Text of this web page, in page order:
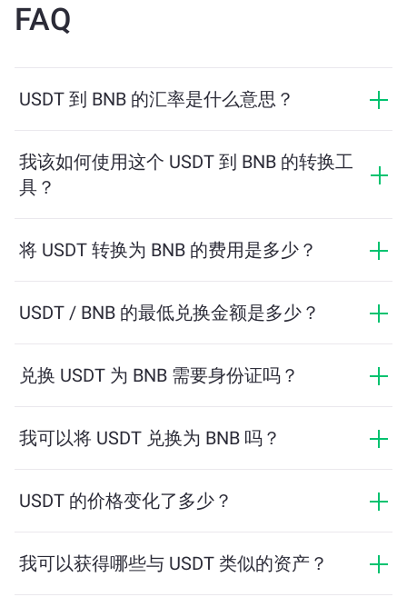
FAQ
USDT 到 BNB 的汇率是什么意思？
市场行情、供需关系和流动性等因素实时波动。
我该如何使用这个 USDT 到 BNB 的转换工
具？
计可获得的 BNB 数量。然后按照提示步骤完成交易即
将 USDT 转换为 BNB 的费用是多少？
ChangeNOW 提供具有竞争力的费率，没有隐藏费用，
USDT / BNB 的最低兑换金额是多少？
保顺利交易所需的最低金额。但在大多数情况下，最低
兑换 USDT 为 BNB 需要身份证吗？
匿名。然而，如果您登录ChangeNOW Pro并完成验证，
我可以将 USDT 兑换为 BNB 吗？
USDT，反之亦然。此外，ChangeNOW 还支持多链桥功
USDT 的价格变化了多少？
我可以获得哪些与 USDT 类似的资产？